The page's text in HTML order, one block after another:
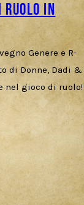
ruolo in
Genere e R-
di Donne, Dadi &
nel gioco di ruolo!